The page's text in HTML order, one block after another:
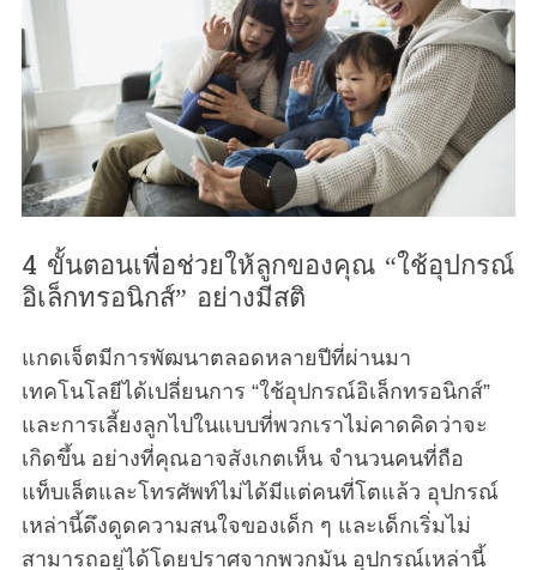
4 ขั้นตอนเพื่อช่วยให้ลูกของคุณ “ใช้อุปกรณ์
อิเล็กทรอนิกส์” อย่างมีสติ
แกดเจ็ตมีการพัฒนาตลอดหลายปีที่ผ่านมา
เทคโนโลยีได้เปลี่ยนการ “ใช้อุปกรณ์อิเล็กทรอนิกส์”
และการเลี้ยงลูกไปในแบบที่พวกเราไม่คาดคิดว่าจะ
เกิดขึ้น อย่างที่คุณอาจสังเกตเห็น จำนวนคนที่ถือ
แท็บเล็ตและโทรศัพท์ไม่ได้มีแต่คนที่โตแล้ว อุปกรณ์
เหล่านี้ดึงดูดความสนใจของเด็ก ๆ และเด็กเริ่มไม่
สามารถอยู่ได้โดยปราศจากพวกมัน อุปกรณ์เหล่านี้